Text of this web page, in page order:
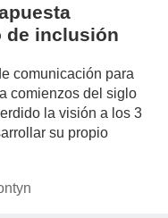
de inclusión
comunicación para
comienzos del siglo
la visión a los 3
su propio
author/joselina-